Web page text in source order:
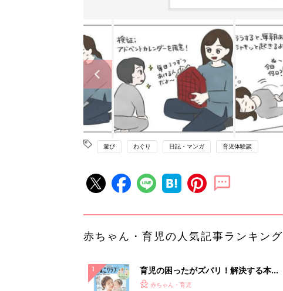
遊び わぐり 日記・マンガ 育児体験談
赤ちゃん・育児の人気記事ランキング
育児の困ったがズバリ！解決する本
『ひよこクラブ 夏号』 4カ月～2才
赤ちゃん・育児